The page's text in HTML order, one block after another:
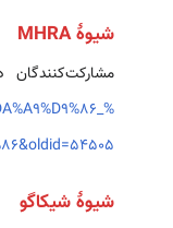
شیوهٔ MHRA
شیوهٔ شیکاگو